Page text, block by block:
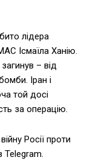
лідера
Ісмаїла Ханію.
– від
Іран і
той досі
за операцію.
Росії проти
Telegram.